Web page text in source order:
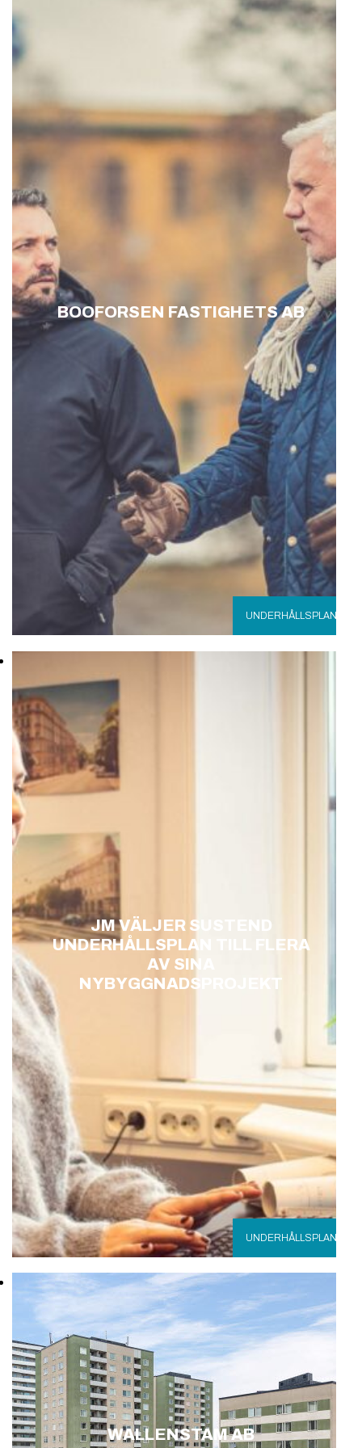
UNDERHÅLLSPLAN
BOOFORSEN FASTIGHETS AB
UNDERHÅLLSPLAN
JM VÄLJER SUSTEND
UNDERHÅLLSPLAN TILL FLERA
AV SINA
NYBYGGNADSPROJEKT
WALLENSTAM AB